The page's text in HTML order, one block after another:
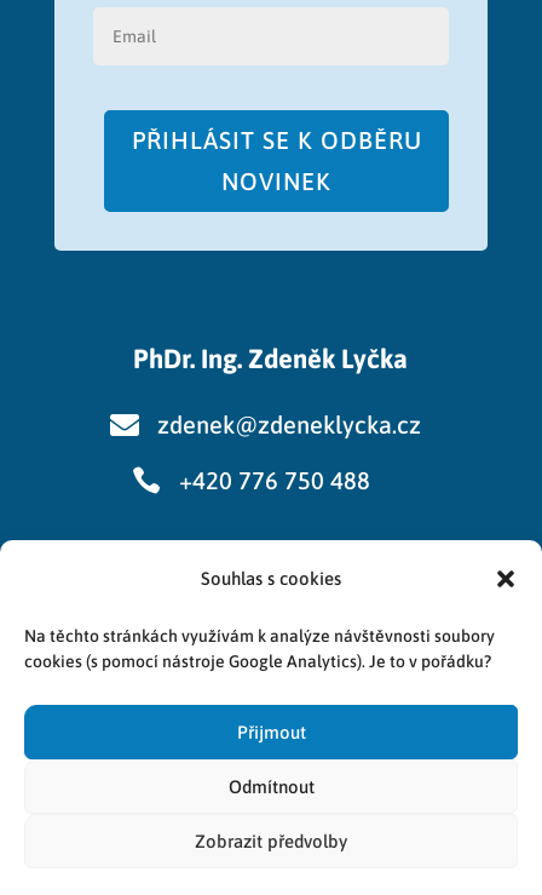
Souhlas s cookies
Na těchto stránkách využívám k analýze návštěvnosti soubory
cookies (s pomocí nástroje Google Analytics). Je to v pořádku?
Přijmout
Odmítnout
Zobrazit předvolby
PŘIHLÁSIT SE K ODBĚRU
NOVINEK
PhDr. Ing. Zdeněk Lyčka
 zdenek@zdeneklycka.cz
 +420 776 750 488
Cookies
Zpracování osobních údajů